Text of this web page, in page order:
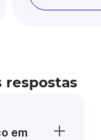
respostas
em